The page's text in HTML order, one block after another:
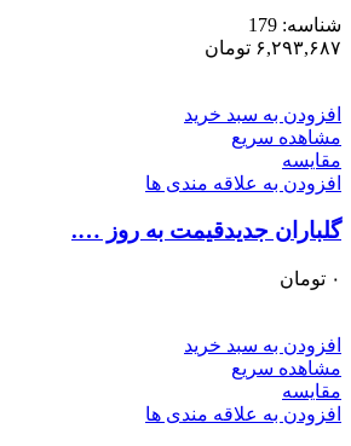
شناسه: 179
۶,۲۹۳,۶۸۷ تومان
افزودن به سبد خرید
مشاهده سریع
مقایسه
افزودن به علاقه مندی ها
گلباران جدیدقیمت به روز ….
۰ تومان
افزودن به سبد خرید
مشاهده سریع
مقایسه
افزودن به علاقه مندی ها